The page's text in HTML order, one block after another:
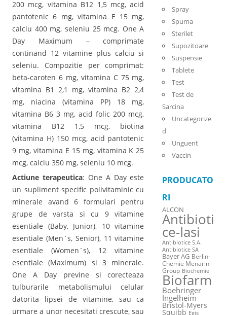
200 mcg, vitamina B12 1,5 mcg, acid
pantotenic 6 mg, vitamina E 15 mg,
calciu 400 mg, seleniu 25 mcg. One A
Day Maximum – comprimate
continand 12 vitamine plus calciu si
seleniu. Compozitie per comprimat:
beta-caroten 6 mg, vitamina C 75 mg,
vitamina B1 2,1 mg, vitamina B2 2,4
mg, niacina (vitamina PP) 18 mg,
vitamina B6 3 mg, acid folic 200 mcg,
vitamina B12 1,5 mcg, biotina
(vitamina H) 150 mcg, acid pantotenic
9 mg, vitamina E 15 mg, vitamina K 25
mcg, calciu 350 mg, seleniu 10 mcg.
Actiune terapeutica: One A Day este
un supliment specific polivitaminic cu
minerale avand 6 formulari pentru
grupe de varsta si cu 9 vitamine
esentiale (Baby, Junior), 10 vitamine
esentiale (Men`s, Senior), 11 vitamine
esentiale (Women`s), 12 vitamine
esentiale (Maximum) si 3 minerale.
One A Day previne si corecteaza
tulburarile metabolismului celular
datorita lipsei de vitamine, sau ca
urmare a unor necesitati crescute, sau
Spray
Spuma
Sterilet
Supozitoare
Suspensie
Tablete
Test
Test de
Sarcina
Uncategorize
d
Unguent
Vaccin
PRODUCATO
RI
ALCON
Antibioti
ce-Iasi
Antibiotice S.A.
Antibiotice SA
Bayer AG Berlin-
Chemie Menarini
Group Biochemie
Biofarm
Boehringer
Ingelheim
Bristol-Myers
Squibb Egis